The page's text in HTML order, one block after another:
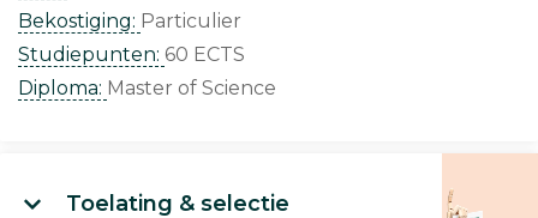
Bekostiging: Particulier
Studiepunten: 60 ECTS
Diploma: Master of Science
Toelating & selectie